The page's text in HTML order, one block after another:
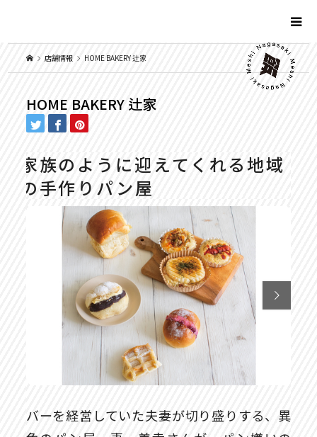
店舗情報 HOME BAKERY 辻家
HOME BAKERY 辻家
家族のように迎えてくれる地域
の手作りパン屋

バーを経営していた夫妻が切り盛りする、異